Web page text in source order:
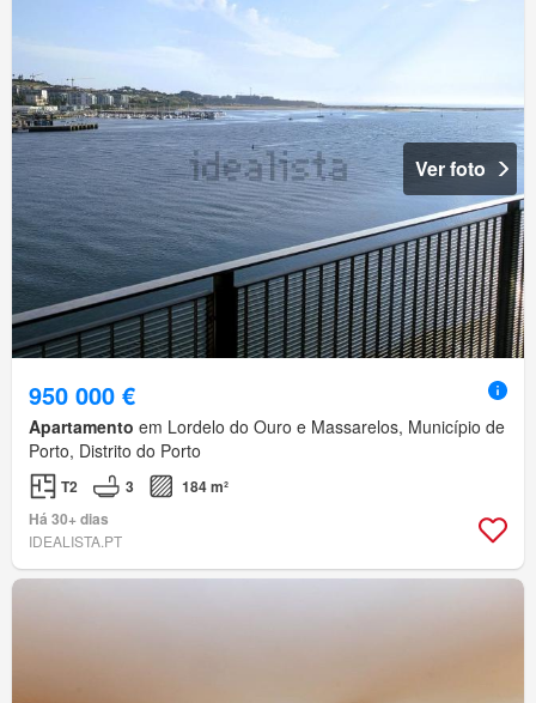
Ver foto
950 000 €
Apartamento em Lordelo do Ouro e Massarelos, Município de
Porto, Distrito do Porto
T2 3
184 m²
Há 30+ dias
IDEALISTA.PT